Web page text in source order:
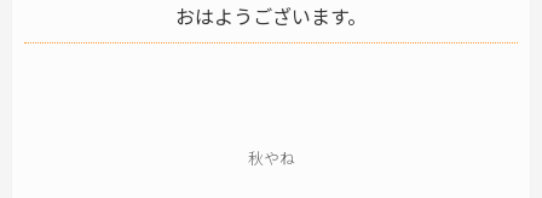
おはようございます。
秋やね